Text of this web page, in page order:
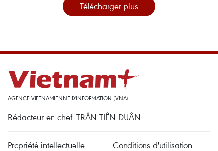
Télécharger plus
AGENCE VIETNAMIENNE D'INFORMATION (VNA)
Rédacteur en chef: TRÂN TIÊN DUÂN
Propriété intellectuelle Conditions d'utilisation